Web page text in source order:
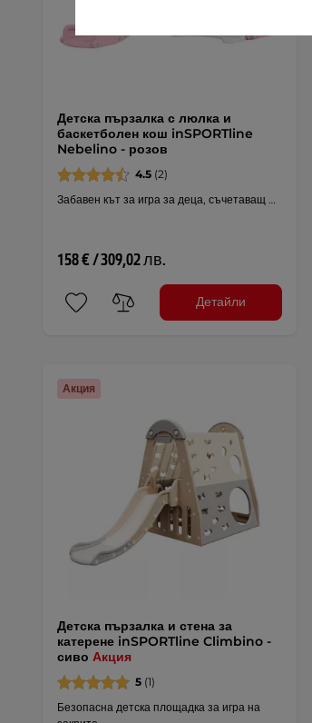
Детска пързалка с люлка и
баскетболен кош inSPORTline
Nebelino - розов
4.5 (2)
Забавен кът за игра за деца, съчетаващ …
158 € / 309,02 лв.
Детайли
Акция
Детска пързалка и стена за
катерене inSPORTline Climbino -
сиво Акция
5 (1)
Безопасна детска площадка за игра на